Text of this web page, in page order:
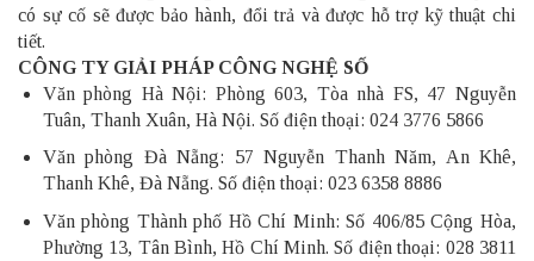
có sự cố sẽ được bảo hành, đổi trả và được hỗ trợ kỹ thuật chi
tiết.
CÔNG TY GIẢI PHÁP CÔNG NGHỆ SỐ
Văn phòng Hà Nội: Phòng 603, Tòa nhà FS, 47 Nguyễn
Tuân, Thanh Xuân, Hà Nội. Số điện thoại: 024 3776 5866
Văn phòng Đà Nẵng: 57 Nguyễn Thanh Năm, An Khê,
Thanh Khê, Đà Nẵng. Số điện thoại: 023 6358 8886
Văn phòng Thành phố Hồ Chí Minh: Số 406/85 Cộng Hòa,
Phường 13, Tân Bình, Hồ Chí Minh. Số điện thoại: 028 3811